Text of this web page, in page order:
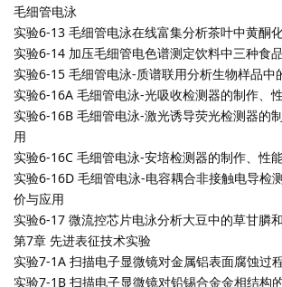
毛细管电泳
实验6-13 毛细管电泳在线富集分析茶叶中黄酮
实验6-14 加压毛细管电色谱测定饮料中三种食
实验6-15 毛细管电泳-质谱联用分析生物样品中
实验6-16A 毛细管电泳-光吸收检测器的制作、
实验6-16B 毛细管电泳-激光诱导荧光检测器的
用
实验6-16C 毛细管电泳-安培检测器的制作、性
实验6-16D 毛细管电泳-电容耦合非接触电导检
价与应用
实验6-17 微流控芯片电泳分析大豆中的草甘膦
第7章 先进表征技术实验
实验7-1A 扫描电子显微镜对金属铝表面腐蚀过
实验7-1B 扫描电子显微镜对铅锡合金金相结构